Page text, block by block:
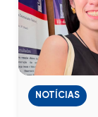
NOTÍCIAS